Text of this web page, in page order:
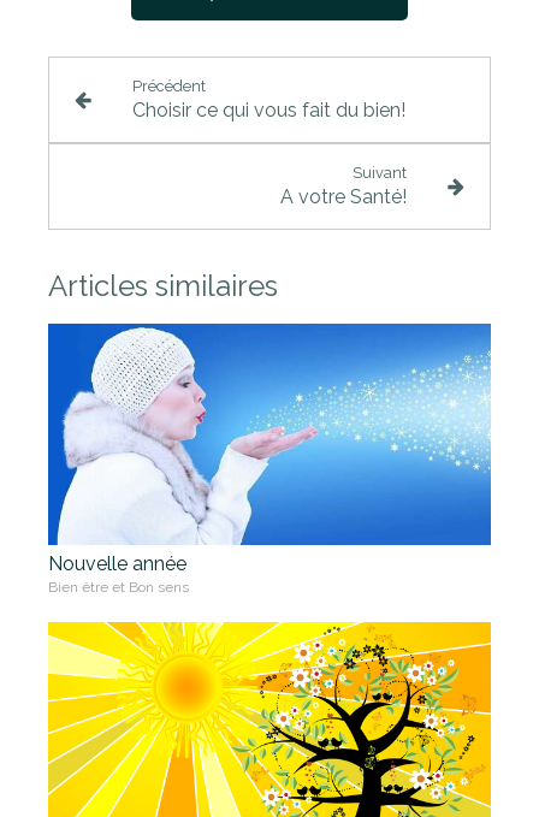
Précédent
Choisir ce qui vous fait du bien!
Suivant
A votre Santé!
Articles similaires
Nouvelle année
Bien être et Bon sens